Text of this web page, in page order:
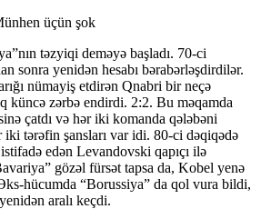
təzyiqi deməyə başladı. 70-ci
sonra yenidən hesabı bərabərləşdirdilər.
nümayiş etdirən Qnabri bir neçə
küncə zərbə endirdi. 2:2. Bu məqamda
çatdı və hər iki komanda qələbəni
iki tərəfin şansları var idi. 80-ci dəqiqədə
edən Levandovski qapıçı ilə
gözəl fürsət tapsa da, Kobel yenə
hücumda “Borussiya” da qol vura bildi,
aralı keçdi.